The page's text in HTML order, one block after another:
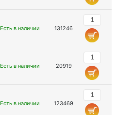
Есть в наличии 131246
Есть в наличии 20919
Есть в наличии 123469